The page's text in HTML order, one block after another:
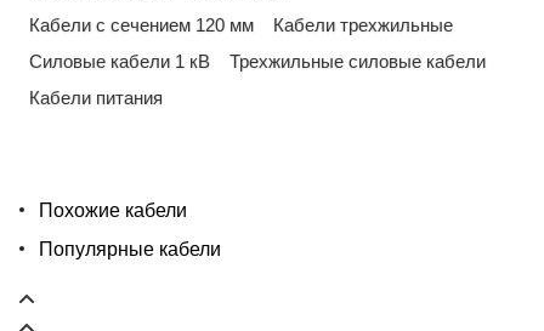
Кабели с сечением 120 мм
Кабели трехжильные
Силовые кабели 1 кВ
Трехжильные силовые кабели
Кабели питания
Похожие кабели
Популярные кабели